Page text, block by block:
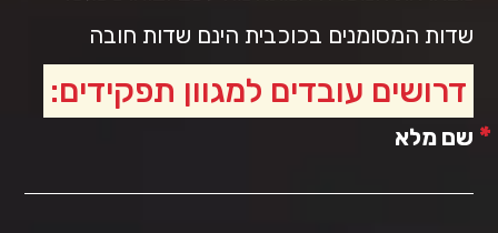
שדות המסומנים בכוכבית הינם שדות חובה
דרושים עובדים למגוון תפקידים:
*שם מלא